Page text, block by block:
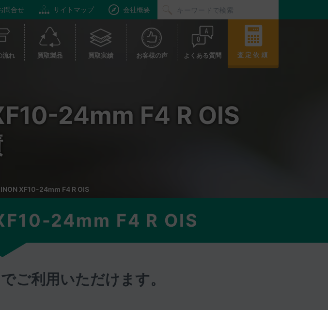
問合せ サイトマップ 会社概要
流れ 買取製品 買取実績 お客様の声 よくある質問 査定依頼
24mm F4 R OIS
XF10-24mm F4 R OIS
24mm F4 R OIS
ご利用いただけます。